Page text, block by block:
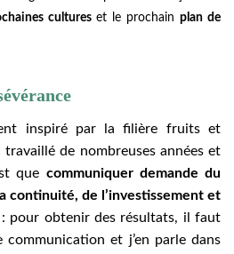
cultureset le prochainplan de
inspiré par la filière fruits et
travaillé de nombreuses années et
que communiquer demande du
continuité, de l’investissement et
: pour obtenir des résultats, il faut
et j’en parle dans